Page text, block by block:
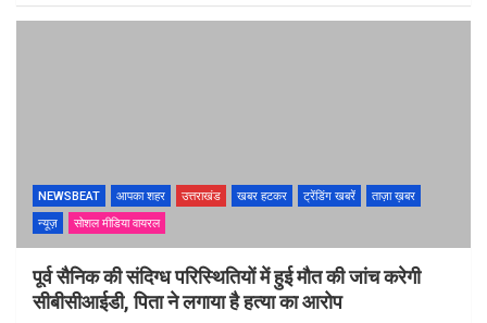
NEWSBEAT आपका शहर उत्तराखंड खबर हटकर ट्रेंडिंग खबरें
ताज़ा ख़बर
न्यूज़
सोशल मीडिया वायरल
पूर्व सैनिक की संदिग्ध परिस्थितियों में हुई मौत की जांच करेगी
सीबीसीआईडी, पिता ने लगाया है हत्या का आरोप